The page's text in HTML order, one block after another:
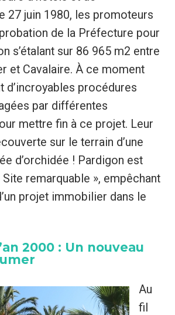
27 juin 1980, les promoteurs
de la Préfecture pour
s’étalant sur 86 965 m2 entre
et Cavalaire. À ce moment
d’incroyables procédures
par différentes
mettre fin à ce projet. Leur
sur le terrain d’une
d’orchidée ! Pardigon est
remarquable », empêchant
projet immobilier dans le
2000 : Un nouveau
Au
fil